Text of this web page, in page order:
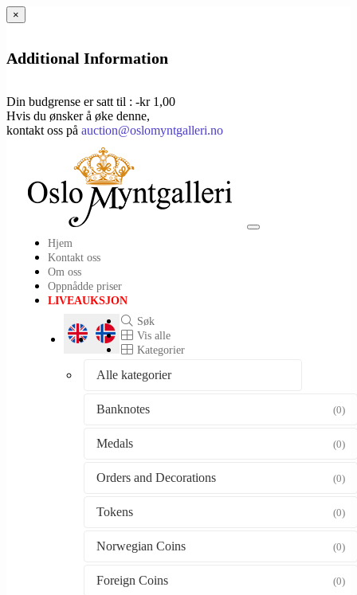
×
Additional Information
Din budgrense er satt til : -kr 1,00
Hvis du ønsker å øke denne,
kontakt oss på auction@oslomyntgalleri.no
Toggle
Hjem
Kontakt oss
Om oss
Oppnådde priser
LIVEAUKSJON
Søk
Vis alle
Kategorier
Alle kategorier
Banknotes (0)
Medals (0)
Orders and Decorations (0)
Tokens (0)
Norwegian Coins (0)
Foreign Coins (0)